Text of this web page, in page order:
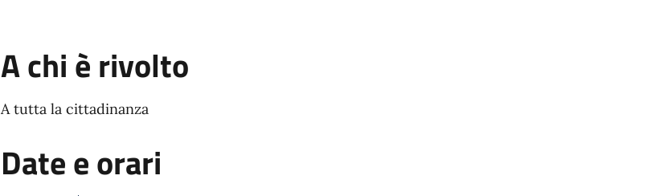
A chi è rivolto
A tutta la cittadinanza
Date e orari